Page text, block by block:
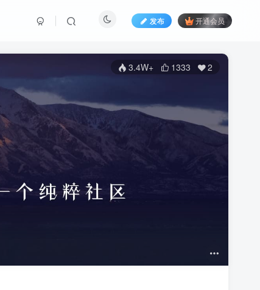
发布 开通会员
3.4W+ 1333 2